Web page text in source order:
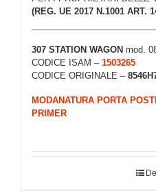
(REG. UE 2017 N.1001 ART.
307 STATION WAGON mod.
CODICE ISAM – 1503265
CODICE ORIGINALE –
MODANATURA PORTA
PRIMER